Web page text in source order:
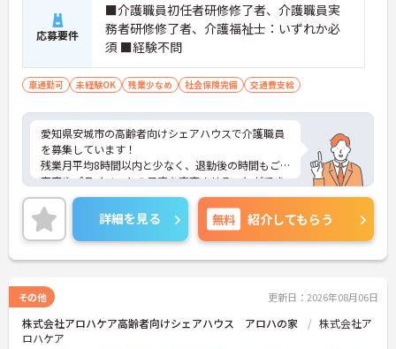
応募要件
■介護職員初任者研修修了者、介護職員実
務者研修修了者、介護福祉士：いずれか必
須 ■経験不問
車通勤可 未経験OK 残業少なめ 社会保険完備 交通費支給
愛知県安城市の高齢者向けシェアハウスで介護職員
を募集しています！
残業月平均8時間以内と少なく、退勤後の時間もご
家庭やプライベートの予定を充実させることができ
ます◎育児休暇制度もあり、ライフスタイルが変わ
っても安心です♪
ご興味のある方は、面接のポイントをお伝えします
のでお気軽にご連絡ください！
詳細を見る 無料 紹介してもらう
その他 更新日：2026年08月06日
株式会社アロハケア高齢者向けシェアハウス アロハの家
株式会社ア
ロハケア